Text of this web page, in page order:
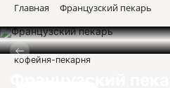
Вход / регистрация
Главная Французский пекарь
кофейня-пекарня